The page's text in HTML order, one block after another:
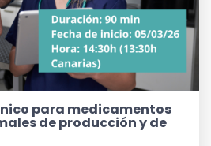
para medicamentos
de producción y de